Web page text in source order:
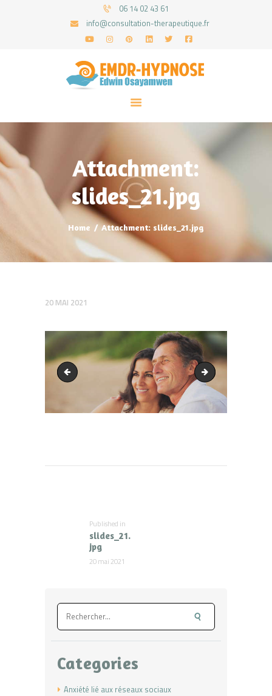
06 14 02 43 61
info@consultation-therapeutique.fr
Attachment:
slides_21.jpg
Home Attachment: slides_21.jpg
ACCUEIL
MON APPROCHE
ARTICLES
CONSULTATIONS
PRENEZ UN RDV
20 MAI 2021
slider_bg1.png slides_31.jpg
Published in
post:
slides_21.
jpg
20 mai 2021
Rechercher :
Categories
Anxiété lié aux réseaux sociaux